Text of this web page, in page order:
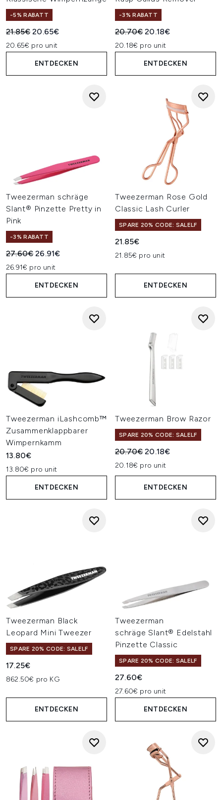
-5% RABATT
Unverbindliche Preisempfehlung:
21.85€Aktueller Preis:
20.65€
20.65€ pro unit
ENTDECKEN
-3% RABATT
Unverbindliche
20.70€Aktueller Preis:
20.18€
20.18€ pro unit
ENTDECKEN
Tweezerman schräge
Slant® Pinzette Pretty in
Pink
-3% RABATT
Unverbindliche Preisempfehlung:
27.60€Aktueller Preis:
26.91€
26.91€ pro unit
ENTDECKEN
Tweezerman Rose Gold
Classic Lash Curler
SPARE 20% CODE: SALELF
21.85€
21.85€ pro unit
ENTDECKEN
Tweezerman iLashcomb™
Zusammenklappbarer
Wimpernkamm
13.80€
13.80€ pro unit
ENTDECKEN
Tweezerman Brow Razor
SPARE 20% CODE: SALELF
Unverbindliche
20.70€Aktueller Preis:
20.18€
20.18€ pro unit
ENTDECKEN
Tweezerman Black
Leopard Mini Tweezer
SPARE 20% CODE: SALELF
17.25€
862.50€ pro KG
ENTDECKEN
Tweezerman
schräge Slant® Edelstahl
Pinzette Classic
SPARE 20% CODE: SALELF
27.60€
27.60€ pro unit
ENTDECKEN